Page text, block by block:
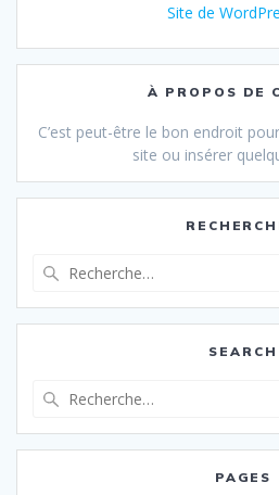
Site de
À PROPOS DE
C’est peut-être le bon endroit
site ou insérer
:
SEARCH
:
PAGES